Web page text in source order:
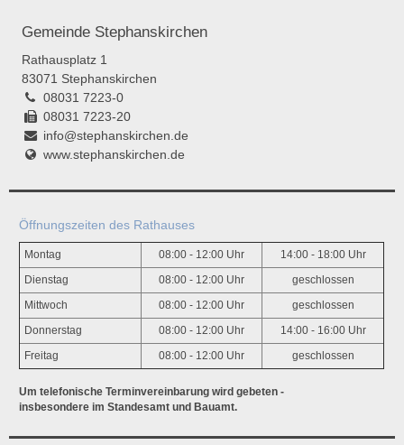
Gemeinde Stephanskirchen
Rathausplatz 1
83071 Stephanskirchen
08031 7223-0
08031 7223-20
info@stephanskirchen.de
www.stephanskirchen.de
Öffnungszeiten des Rathauses
Montag 08:00 - 12:00 Uhr 14:00 - 18:00 Uhr
Dienstag 08:00 - 12:00 Uhr geschlossen
Mittwoch 08:00 - 12:00 Uhr geschlossen
Donnerstag 08:00 - 12:00 Uhr 14:00 - 16:00 Uhr
Freitag 08:00 - 12:00 Uhr geschlossen
Um telefonische Terminvereinbarung wird gebeten -
insbesondere im Standesamt und Bauamt.